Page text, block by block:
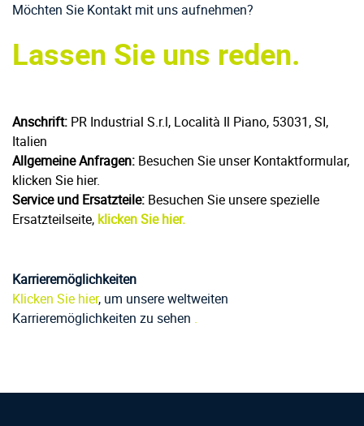
Möchten Sie Kontakt mit uns aufnehmen?
Lassen Sie uns reden.
Anschrift: PR Industrial S.r.l, Località Il Piano, 53031, SI,
Italien
Allgemeine Anfragen: Besuchen Sie unser Kontaktformular,
klicken Sie hier.
Service und Ersatzteile: Besuchen Sie unsere spezielle
Ersatzteilseite, klicken Sie hier.
Karrieremöglichkeiten
Klicken Sie hier, um unsere weltweiten
Karrieremöglichkeiten zu sehen .